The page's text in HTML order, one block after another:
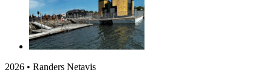
2026 • Randers Netavis